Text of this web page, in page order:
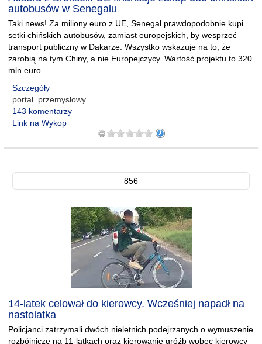
autobusów w Senegalu
Taki news! Za miliony euro z UE, Senegal prawdopodobnie kupi
setki chińskich autobusów, zamiast europejskich, by wesprzeć
transport publiczny w Dakarze. Wszystko wskazuje na to, że
zarobią na tym Chiny, a nie Europejczycy. Wartość projektu to 320
mln euro.
Szczegóły
portal_przemyslowy
143 komentarzy
Link na Wykop
856
14-latek celował do kierowcy. Wcześniej napadł na
nastolatka
Policjanci zatrzymali dwóch nieletnich podejrzanych o wymuszenie
rozbójnicze na 11-latkach oraz kierowanie gróźb wobec kierowcy